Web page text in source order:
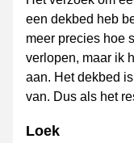
een dekbed heb
meer precies hoe
verlopen, maar ik
aan. Het dekbed
van. Dus als het
Loek